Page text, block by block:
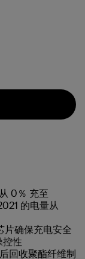
0％ 充至
的电量从
片确保充电安全
控性
回收聚酯纤维制